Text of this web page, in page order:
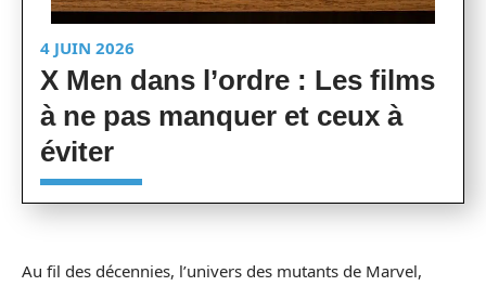
4 JUIN 2026
X Men dans l’ordre : Les films
à ne pas manquer et ceux à
éviter
Au fil des décennies, l’univers des mutants de Marvel,